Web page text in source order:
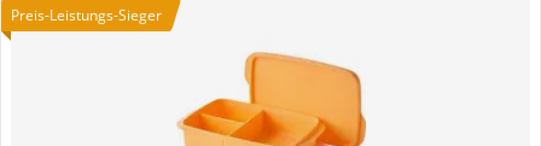
Preis-Leistungs-Sieger